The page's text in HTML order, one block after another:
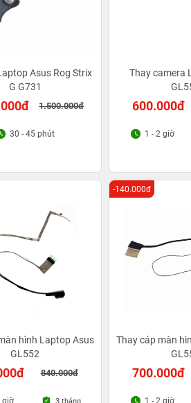
Asus Rog Strix
G G731
1.500.000đ
30 - 45 phút
Thay camera
600.000đ
1 - 2 giờ
hình Laptop Asus
GL552
840.000đ
giờ 3 tháng
Thay cáp màn
700.000đ
-140.000đ
1 - 2 giờ